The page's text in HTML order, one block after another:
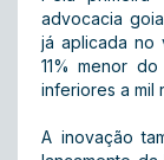
advocacia
já aplicada no
11% menor
inferiores a mil
A inovação